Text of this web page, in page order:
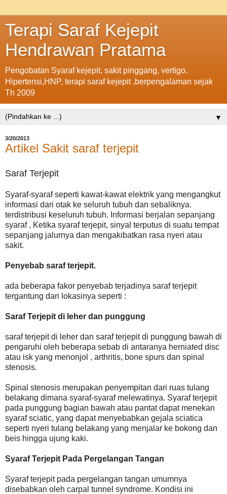
Terapi Saraf Kejepit
Hendrawan Pratama
Pengobatan Syaraf kejepit, sakit pinggang, vertigo,
Hipertensi,HNP, terapi saraf kejepit ,berpengalaman sejak
Th 2009
▼
3/20/2013
Artikel Sakit saraf terjepit
Saraf Terjepit
Syaraf-syaraf seperti kawat-kawat elektrik yang mengangkut
informasi dari otak ke seluruh tubuh dan sebaliknya.
terdistribusi keseluruh tubuh. Informasi berjalan sepanjang
syaraf , Ketika syaraf terjepit, sinyal terputus di suatu tempat
sepanjang jalurnya dan mengakibatkan rasa nyeri atau
sakit.
Penyebab saraf terjepit.
ada beberapa fakor penyebab terjadinya saraf terjepit
tergantung dari lokasinya seperti :
Saraf Terjepit di leher dan punggung
saraf terjepit di leher dan saraf terjepit di punggung bawah di
pengaruhi oleh beberapa sebab di antaranya herniated disc
atau isk yang menonjol , arthritis, bone spurs dan spinal
stenosis.
Spinal stenosis merupakan penyempitan dari ruas tulang
belakang dimana syaraf-syaraf melewatinya. Syaraf terjepit
pada punggung bagian bawah atau pantat dapat menekan
syaraf sciatic, yang dapat menyebabkan gejala sciatica
seperti nyeri tulang belakang yang menjalar ke bokong dan
beis hingga ujung kaki.
Syaraf Terjepit Pada Pergelangan Tangan
Syaraf terjepit pada pergelangan tangan umumnya
disebabkan oleh carpal tunnel syndrome. Kondisi ini